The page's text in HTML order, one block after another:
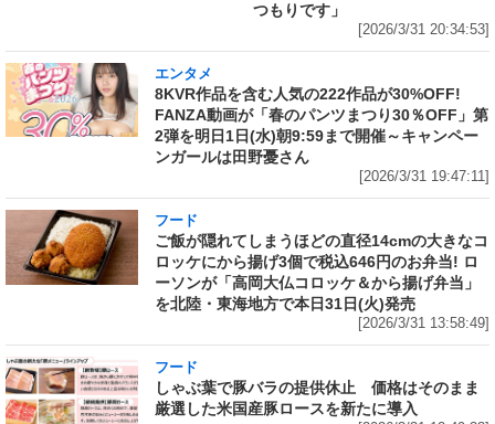
つもりです」
[2026/3/31 20:34:53]
エンタメ
8KVR作品を含む人気の222作品が30%OFF!
FANZA動画が「春のパンツまつり30％OFF」第
2弾を明日1日(水)朝9:59まで開催～キャンペー
ンガールは田野憂さん
[2026/3/31 19:47:11]
フード
ご飯が隠れてしまうほどの直径14cmの大きなコ
ロッケにから揚げ3個で税込646円のお弁当! ロ
ーソンが「高岡大仏コロッケ＆から揚げ弁当」
を北陸・東海地方で本日31日(火)発売
[2026/3/31 13:58:49]
フード
しゃぶ葉で豚バラの提供休止 価格はそのまま
厳選した米国産豚ロースを新たに導入